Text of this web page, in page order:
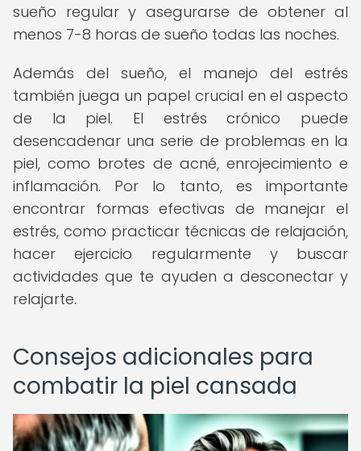
sueño regular y asegurarse de obtener al
menos 7-8 horas de sueño todas las noches.
Además del sueño, el manejo del estrés
también juega un papel crucial en el aspecto
de la piel. El estrés crónico puede
desencadenar una serie de problemas en la
piel, como brotes de acné, enrojecimiento e
inflamación. Por lo tanto, es importante
encontrar formas efectivas de manejar el
estrés, como practicar técnicas de relajación,
hacer ejercicio regularmente y buscar
actividades que te ayuden a desconectar y
relajarte.
Consejos adicionales para
combatir la piel cansada